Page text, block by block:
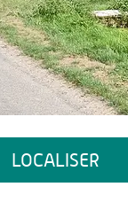
LOCALISER